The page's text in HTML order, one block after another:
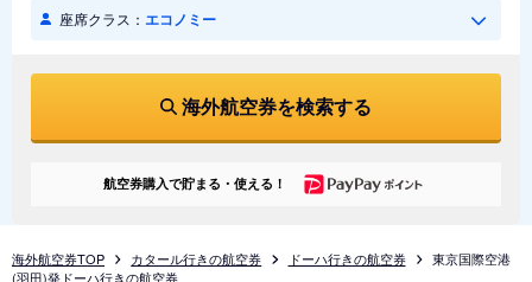
座席クラス： エコノミー
海外航空券を検索する
航空券購入で貯まる・使える！
海外航空券TOP カタール行きの航空券 ドーハ行きの航空券
東京国際空港
(羽田)発ドーハ行きの航空券